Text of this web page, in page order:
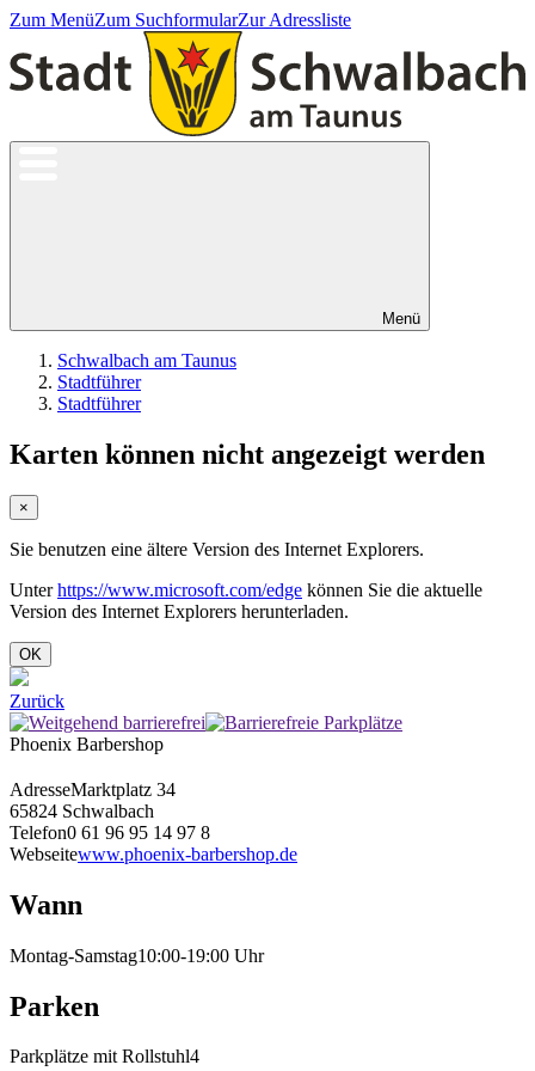
Zum MenüZum SuchformularZur Adressliste
Menü
Schwalbach am Taunus
Stadtführer
Stadtführer
Karten können nicht angezeigt werden
×
Sie benutzen eine ältere Version des Internet Explorers.
Unterhttps://www.microsoft.com/edge können Sie die aktuelle
Version des Internet Explorers herunterladen.
OK
Zurück
Phoenix Barbershop
AdresseMarktplatz 34
65824 Schwalbach
Telefon0 61 96 95 14 97 8
Webseitewww.phoenix-barbershop.de
Wann
Montag-Samstag10:00-19:00 Uhr
Parken
Parkplätze mit Rollstuhl4